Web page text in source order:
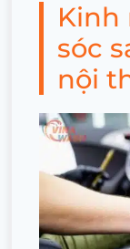
Kinh
sóc
nội